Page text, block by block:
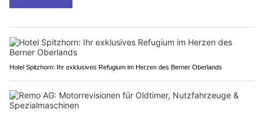
Hotel Spitzhorn: Ihr exklusives Refugium im Herzen des Berner Oberlands